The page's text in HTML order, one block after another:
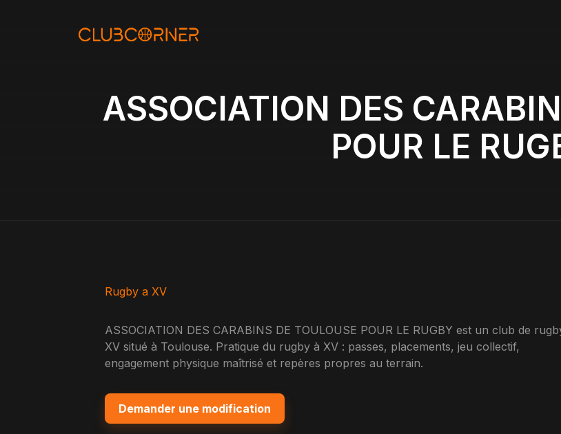
ASSOCIATION DES
POUR LE
Rugby a XV
ASSOCIATION DES CARABINS DE TOULOUSE POUR LE RUGBY est un club de
XV situé à Toulouse. Pratique du rugby à XV : passes, placements, jeu collectif,
engagement physique maîtrisé et repères propres au terrain.
Demander une modification